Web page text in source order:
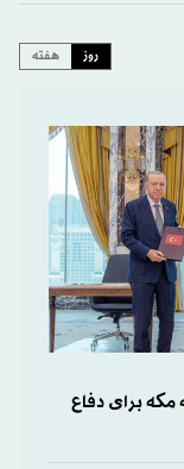
روز هفته
مکه برای دفاع